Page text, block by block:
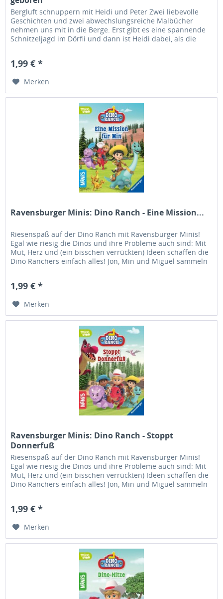
Bergluft schnuppern mit Heidi und Peter Zwei liebevolle
Geschichten und zwei abwechslungsreiche Malbücher
nehmen uns mit in die Berge. Erst gibt es eine spannende
Schnitzeljagd im Dörfli und dann ist Heidi dabei, als die
1,99 € *
Merken
Ravensburger Minis: Dino Ranch - Eine Mission...
Riesenspaß auf der Dino Ranch mit Ravensburger Minis!
Egal wie riesig die Dinos und ihre Probleme auch sind: Mit
Mut, Herz und (ein bisschen verrückten) Ideen schaffen die
Dino Ranchers einfach alles! Jon, Min und Miguel sammeln
1,99 € *
Merken
Ravensburger Minis: Dino Ranch - Stoppt
Donnerfuß
Riesenspaß auf der Dino Ranch mit Ravensburger Minis!
Egal wie riesig die Dinos und ihre Probleme auch sind: Mit
Mut, Herz und (ein bisschen verrückten) Ideen schaffen die
Dino Ranchers einfach alles! Jon, Min und Miguel sammeln
1,99 € *
Merken